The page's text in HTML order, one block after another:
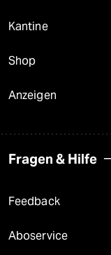
Kantine
Shop
Anzeigen
Fragen & Hilfe
Feedback
Aboservice